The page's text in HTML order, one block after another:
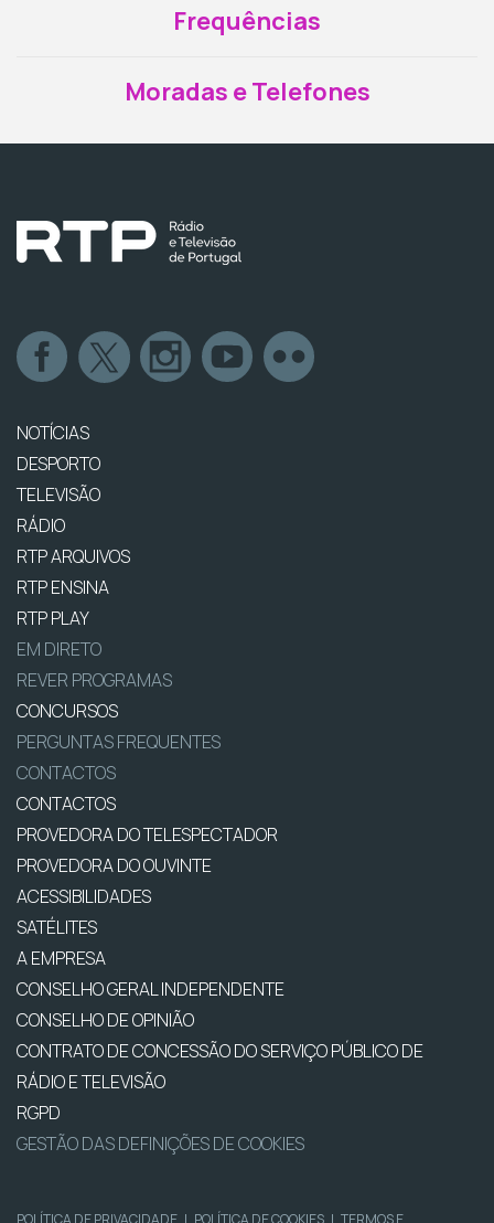
Frequências
Moradas e Telefones
NOTÍCIAS
DESPORTO
TELEVISÃO
RÁDIO
RTP ARQUIVOS
RTP ENSINA
RTP PLAY
EM DIRETO
REVER PROGRAMAS
CONCURSOS
PERGUNTAS FREQUENTES
CONTACTOS
CONTACTOS
PROVEDORA DO TELESPECTADOR
PROVEDORA DO OUVINTE
ACESSIBILIDADES
SATÉLITES
A EMPRESA
CONSELHO GERAL INDEPENDENTE
CONSELHO DE OPINIÃO
CONTRATO DE CONCESSÃO DO SERVIÇO PÚBLICO DE
RÁDIO E TELEVISÃO
RGPD
GESTÃO DAS DEFINIÇÕES DE COOKIES
POLÍTICA DE PRIVACIDADE | POLÍTICA DE COOKIES | TERMOS E